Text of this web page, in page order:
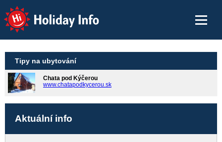
Holiday Info
Tipy na ubytování
Chata pod Kýčerou
www.chatapodkycerou.sk
Aktuální info